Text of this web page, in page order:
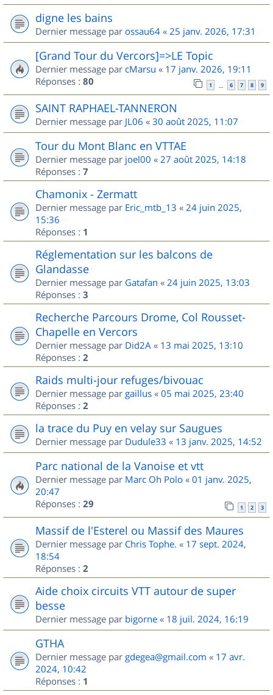
digne les bains
Dernier message par ossau64 « 25 janv. 2026, 17:31
[Grand Tour du Vercors]=>LE Topic
Dernier message par cMarsu « 17 janv. 2026, 19:11
Réponses : 80 1 … 6 7 8 9
SAINT RAPHAEL-TANNERON
Dernier message par JL06 « 30 août 2025, 11:07
Tour du Mont Blanc en VTTAE
Dernier message par joel00 « 27 août 2025, 14:18
Réponses : 7
Chamonix - Zermatt
Dernier message par Eric_mtb_13 « 24 juin 2025,
15:36
Réponses : 1
Réglementation sur les balcons de
Glandasse
Dernier message par Gatafan « 24 juin 2025, 13:03
Réponses : 3
Recherche Parcours Drome, Col Rousset-
Chapelle en Vercors
Dernier message par Did2A « 13 mai 2025, 13:10
Réponses : 2
Raids multi-jour refuges/bivouac
Dernier message par gaillus « 05 mai 2025, 23:40
Réponses : 2
la trace du Puy en velay sur Saugues
Dernier message par Dudule33 « 13 janv. 2025, 14:52
Parc national de la Vanoise et vtt
Dernier message par Marc Oh Polo « 01 janv. 2025,
20:47
Réponses : 29 1 2 3
Massif de l'Esterel ou Massif des Maures
Dernier message par Chris Tophe. « 17 sept. 2024,
18:54
Réponses : 2
Aide choix circuits VTT autour de super
besse
Dernier message par bigorne « 18 juil. 2024, 16:19
GTHA
Dernier message par gdegea@gmail.com « 17 avr.
2024, 10:42
Réponses : 1